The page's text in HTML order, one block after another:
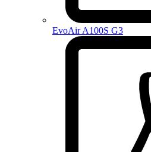
EvoAir A100S G3